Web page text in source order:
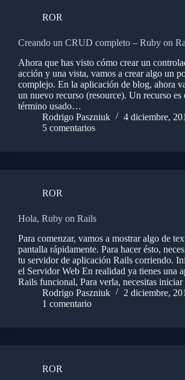
ROR
Creando un CRUD completo – Ruby on
Ahora que has visto cómo crear un
acción y una vista, vamos a crear algo un
complejo. En la aplicación de blog, ahora
un nuevo recurso (resource). Un recurso es
término usado…
Rodrigo Paszniuk
4 diciembre,
5 comentarios
ROR
Hola, Ruby on Rails
Para comenzar, vamos a mostrar algo de
pantalla rápidamente. Para hacer ésto,
tu servidor de aplicación Rails corriendo.
el Servidor Web En realidad ya tienes una
Rails funcional, Para verla, necesitas
Rodrigo Paszniuk
2 diciembre,
1 comentario
ROR